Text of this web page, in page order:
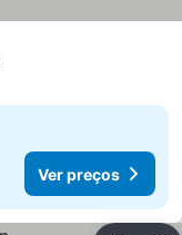
Ver preços